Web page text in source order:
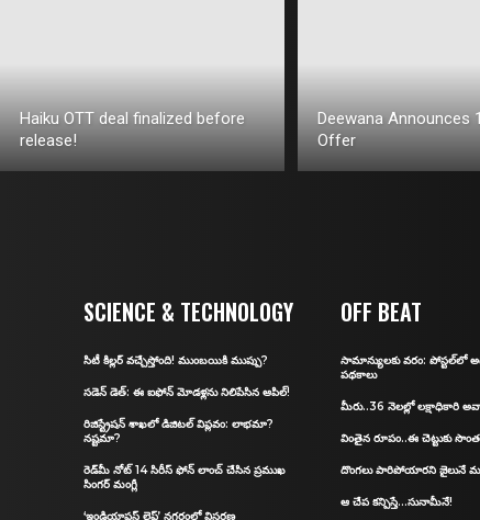
Haiku OTT deal finalized before
release!
Deewana Announces
Offer
SCIENCE & TECHNOLOGY
సిటీ కిల్ల‌ర్ వ‌చ్చేస్తోంది! ముంబ‌యికి ముప్పు?
స‌డెన్ డెత్: ఈ ఐఫోన్ మోడళ్లను నిలిపేసిన ఆపిల్‌!
రిజిస్ట్రేషన్‌ శాఖలో డిజిట‌ల్ విప్ల‌వం: లాభ‌మా?
న‌ష్ట‌మా?
రెడ్‌మీ నోట్‌ 14 సిరీస్‌ ఫోన్ లాంచ్ చేసిన ప్రముఖ
సింగర్ మంగ్లీ
‘ఇండియాఫస్ట్ లైఫ్’ నగరంలో విస్తరణ
OFF BEAT
సామాన్యులకు వరం:
ప‌థ‌కాలు
మీరు..36 నెలల్లో లక్షాధికారి
వింతైన రూపం..ఈ చెట్టుకు
దొంగలు పారిపోయారని జైలునే
ఆ చేప కన్పిస్తే…సునామీనే!